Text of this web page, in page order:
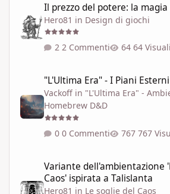
Il prezzo del potere: la magia
Hero81 in Design di giochi
2 Commenti 64
"L'Ultima Era" - I Piani Esterni
Vackoff in "L'Ultima Era" -
Homebrew D&D
0 Commenti 767
Variante dell'ambientazione
Caos' ispirata a Talislanta
Hero81 in Le soglie del Caos